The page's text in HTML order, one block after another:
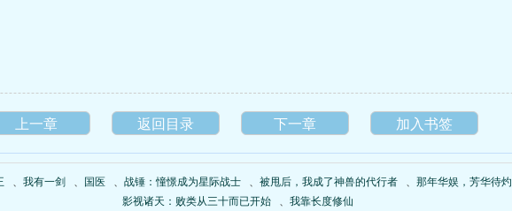
上一章 返回目录 下一章 加入书签
我有一剑 国医 战锤：憧憬成为星际战士 被甩后，我成了神兽的代行者 那年华娱，芳华待灼
影视诸天：败类从三十而已开始
我靠长度修仙